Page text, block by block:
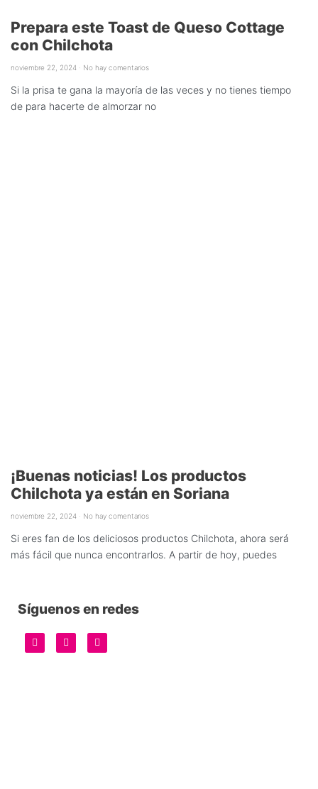
Prepara este Toast de Queso Cottage
con Chilchota
noviembre 22, 2024 No hay comentarios
Si la prisa te gana la mayoría de las veces y no tienes tiempo
de para hacerte de almorzar no
¡Buenas noticias! Los productos
Chilchota ya están en Soriana
noviembre 22, 2024 No hay comentarios
Si eres fan de los deliciosos productos Chilchota, ahora será
más fácil que nunca encontrarlos. A partir de hoy, puedes
Síguenos en redes